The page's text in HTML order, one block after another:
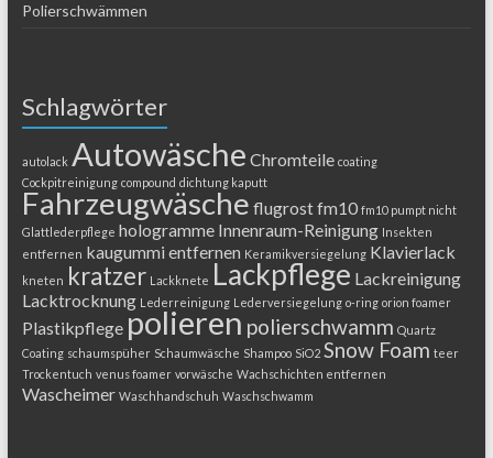
Polierschwämmen
Schlagwörter
autolack Autowäsche Chromteile coating
Cockpitreinigung compound dichtung kaputt
Fahrzeugwäsche flugrostfm10 fm10 pumpt nicht
Glattlederpflege hologramme Innenraum-Reinigung Insekten
entfernen kaugummi entfernen Keramikversiegelung Klavierlack
kneten kratzer Lackknete Lackpflege Lackreinigung
Lacktrocknung Lederreinigung Lederversiegelung o-ring orion foamer
Plastikpflege polieren polierschwamm Quartz
Coating schaumspüher Schaumwäsche Shampoo SiO2 Snow Foam teer
Trockentuch venus foamer vorwäsche Wachschichten entfernen
Wascheimer Waschhandschuh Waschschwamm